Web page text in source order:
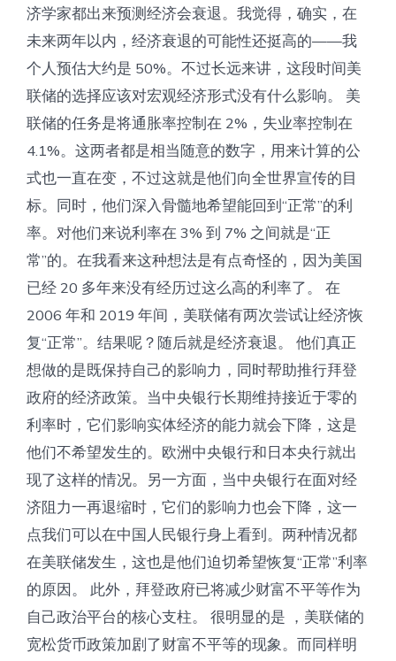
济学家都出来预测经济会衰退。我觉得，确实，在
未来两年以内，经济衰退的可能性还挺高的——我
个人预估大约是 50%。不过长远来讲，这段时间美
联储的选择应该对宏观经济形式没有什么影响。 美
联储的任务是将通胀率控制在 2%，失业率控制在
4.1%。这两者都是相当随意的数字，用来计算的公
式也一直在变，不过这就是他们向全世界宣传的目
标。同时，他们深入骨髓地希望能回到“正常”的利
率。对他们来说利率在 3% 到 7% 之间就是“正
常”的。在我看来这种想法是有点奇怪的，因为美国
已经 20 多年来没有经历过这么高的利率了。 在
2006 年和 2019 年间，美联储有两次尝试让经济恢
复“正常”。结果呢？随后就是经济衰退。 他们真正
想做的是既保持自己的影响力，同时帮助推行拜登
政府的经济政策。当中央银行长期维持接近于零的
利率时，它们影响实体经济的能力就会下降，这是
他们不希望发生的。欧洲中央银行和日本央行就出
现了这样的情况。另一方面，当中央银行在面对经
济阻力一再退缩时，它们的影响力也会下降，这一
点我们可以在中国人民银行身上看到。两种情况都
在美联储发生，这也是他们迫切希望恢复“正常”利率
的原因。 此外，拜登政府已将减少财富不平等作为
自己政治平台的核心支柱。 很明显的是 ，美联储的
宽松货币政策加剧了财富不平等的现象。而同样明